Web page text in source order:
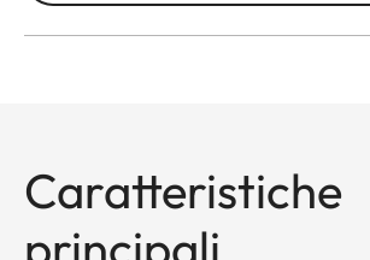
Caratteristiche